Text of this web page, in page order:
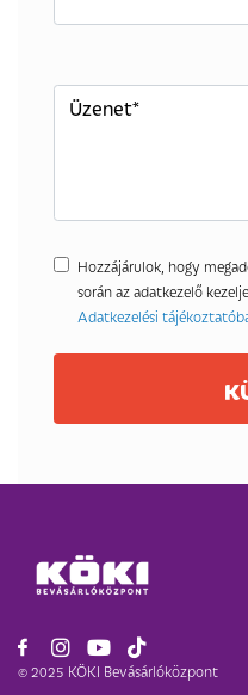
Hozzájárulok, hogy
során az adatkezelő
Adatkezelési
© 2025 KÖKI Bevásárlóközpont